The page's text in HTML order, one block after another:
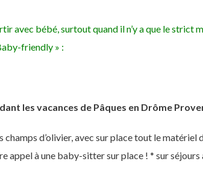
avec bébé, surtout quand il n’y a que le
friendly » :
les vacances de Pâques en Drôme
champs d’olivier, avec sur place tout le
à une baby-sitter sur place ! * sur séjours